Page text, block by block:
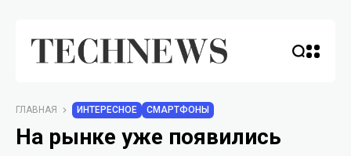
ГЛАВНАЯ ИНТЕРЕСНОЕ СМАРТФОНЫ
На рынке уже появились